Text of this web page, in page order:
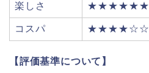
楽しさ ★★★★★★
コスパ ★★★★☆☆
【評価基準について】